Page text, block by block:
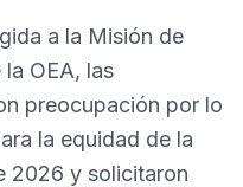
a la Misión de
OEA, las
preocupación por lo
la equidad de la
2026 y solicitaron